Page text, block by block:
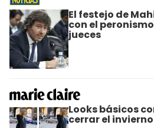
El festejo de
con el
jueces
Looks básicos
cerrar el